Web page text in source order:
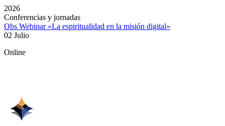
2026
Conferencias y jornadas
Obs Webinar «La espiritualidad en la misión digital»
02 Julio
Online